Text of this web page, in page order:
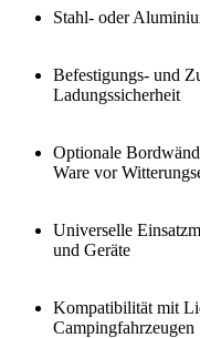
Stahl- oder
Befestigungs- und
Ladungssicherheit
Optionale
Ware vor
Universelle
und Geräte
Kompatibilität mit
Campingfahrzeugen